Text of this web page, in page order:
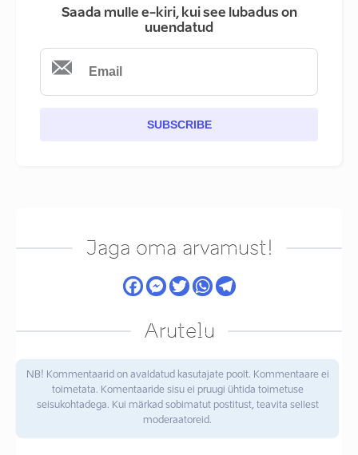
Saada mulle e-kiri, kui see lubadus on
uuendatud
SUBSCRIBE
Jaga oma arvamust!
Arutelu
NB! Kommentaarid on avaldatud kasutajate poolt. Kommentaare ei
toimetata. Komentaaride sisu ei pruugi ühtida toimetuse
seisukohtadega. Kui märkad sobimatut postitust, teavita sellest
moderaatoreid.